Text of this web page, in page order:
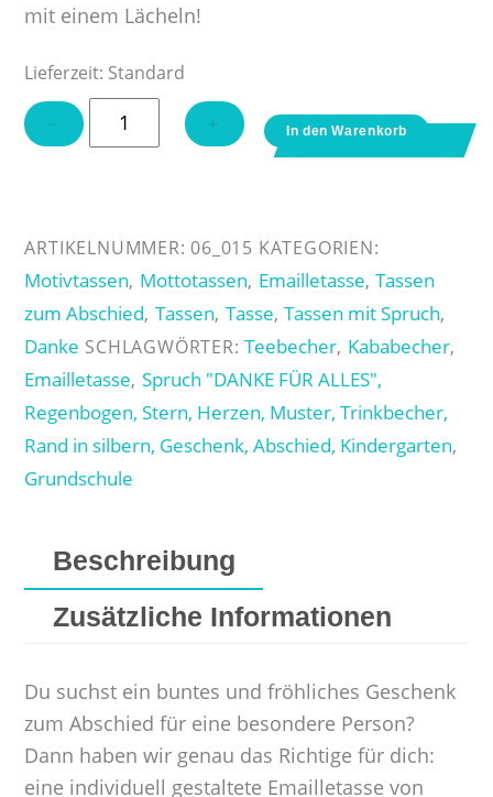
mit einem Lächeln!
Lieferzeit: Standard
−
Emailletasse
"Danke
Menge
+ In den Warenkorb
ARTIKELNUMMER: 06_015 KATEGORIEN:
Motivtassen, Mottotassen, Emailletasse,Tassen
zum Abschied, Tassen, Tasse,Tassen mit Spruch,
Danke SCHLAGWÖRTER:Teebecher, Kababecher,
Emailletasse, Spruch "DANKE FÜR ALLES",
Regenbogen, Stern, Herzen, Muster, Trinkbecher,
Rand in silbern, Geschenk, Abschied, Kindergarten,
Grundschule
Beschreibung
Zusätzliche Informationen
Du suchst ein buntes und fröhliches Geschenk
zum Abschied für eine besondere Person?
Dann haben wir genau das Richtige für dich:
eine individuell gestaltete Emailletasse von